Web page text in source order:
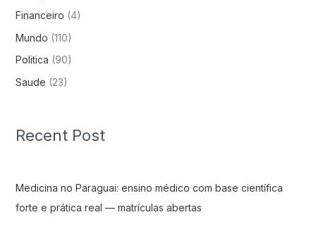
Financeiro (4)
Mundo (110)
Politica (90)
Saude (23)
Recent Post
Medicina no Paraguai: ensino médico com base científica
forte e prática real — matrículas abertas